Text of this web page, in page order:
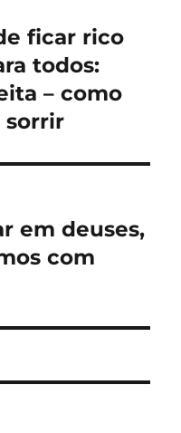
ficar rico
todos:
– como
sorrir
em deuses,
com